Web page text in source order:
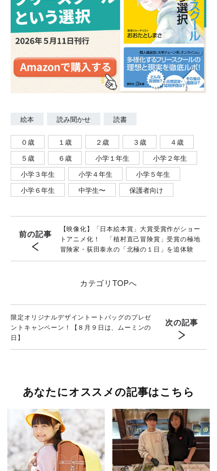
絵本 読み聞かせ 読書
０歳 １歳 ２歳 ３歳
４歳
５歳
６歳 小学１年生
小学２年生
小学３年生
小学４年生
小学５年生
小学６年生
中学生〜 保護者向け
前の記事
【映像化】「日本絵本賞」大賞受賞作がショー
トアニメ化！ 「植村直己冒険賞」受賞の極地
冒険家・荻田泰永の「北極の１日」を追体験
カテゴリ TOPへ
限定オリジナルデザイントートバッグのプレゼ
ントキャンペーン！【８月９日は、ムーミンの
日】
次の記事
あなたにオススメの記事はこちら